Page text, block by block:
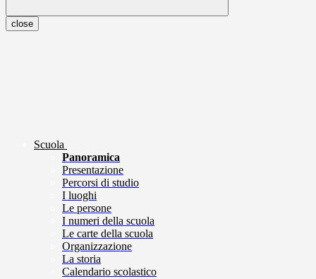
close
Scuola
Panoramica
Presentazione
Percorsi di studio
I luoghi
Le persone
I numeri della scuola
Le carte della scuola
Organizzazione
La storia
Calendario scolastico